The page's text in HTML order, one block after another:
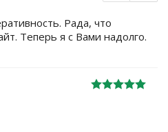
Рада, что
Теперь я с Вами надолго.